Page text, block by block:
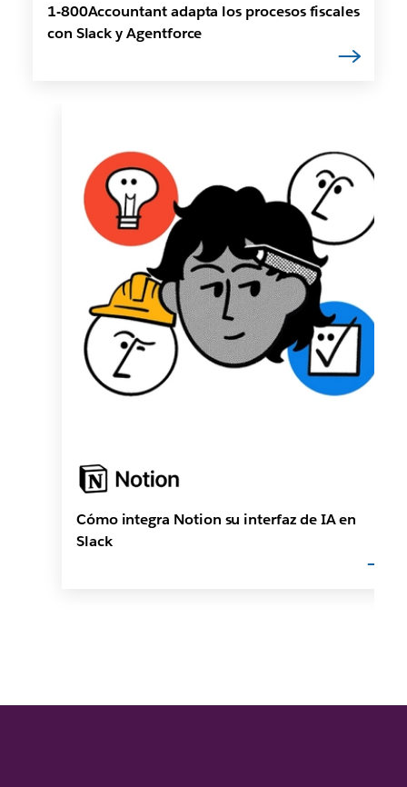
1-800Accountant adapta los procesos fiscales
con Slack y Agentforce
Cómo integra Notion su interfaz de IA en
Slack